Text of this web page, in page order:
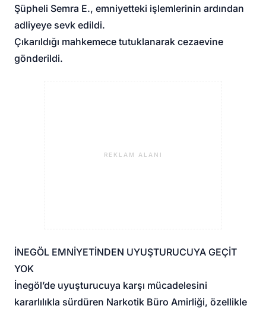
Şüpheli Semra E., emniyetteki işlemlerinin ardından
adliyeye sevk edildi.
Çıkarıldığı mahkemece tutuklanarak cezaevine
gönderildi.
REKLAM ALANI
İNEGÖL EMNİYETİNDEN UYUŞTURUCUYA GEÇİT
YOK
İnegöl’de uyuşturucuya karşı mücadelesini
kararlılıkla sürdüren Narkotik Büro Amirliği, özellikle